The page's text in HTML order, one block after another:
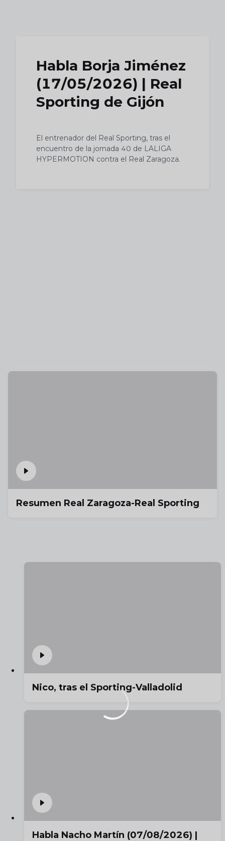
Habla Borja Jiménez
(17/05/2026) | Real
Sporting de Gijón
El entrenador del Real Sporting, tras el
encuentro de la jornada 40 de LALIGA
HYPERMOTION contra el Real Zaragoza.
Resumen Real Zaragoza-Real Sporting
Nico, tras el Sporting-Valladolid
Habla Nacho Martín (07/08/2026) |